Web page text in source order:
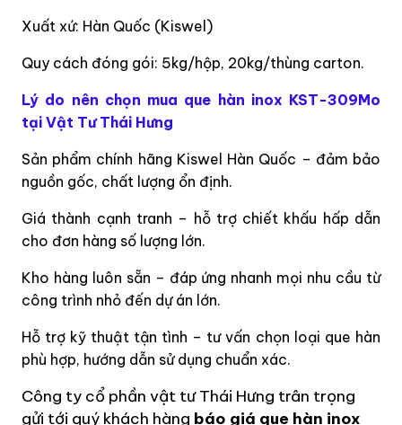
Xuất xứ: Hàn Quốc (Kiswel)
Quy cách đóng gói: 5kg/hộp, 20kg/thùng carton.
Lý do nên chọn mua que hàn inox KST-309Mo
tại Vật Tư Thái Hưng
Sản phẩm chính hãng Kiswel Hàn Quốc – đảm bảo
nguồn gốc, chất lượng ổn định.
Giá thành cạnh tranh – hỗ trợ chiết khấu hấp dẫn
cho đơn hàng số lượng lớn.
Kho hàng luôn sẵn – đáp ứng nhanh mọi nhu cầu từ
công trình nhỏ đến dự án lớn.
Hỗ trợ kỹ thuật tận tình – tư vấn chọn loại que hàn
phù hợp, hướng dẫn sử dụng chuẩn xác.
Công ty cổ phần vật tư Thái Hưng trân trọng
gửi tới quý khách hàng báo giá que hàn inox